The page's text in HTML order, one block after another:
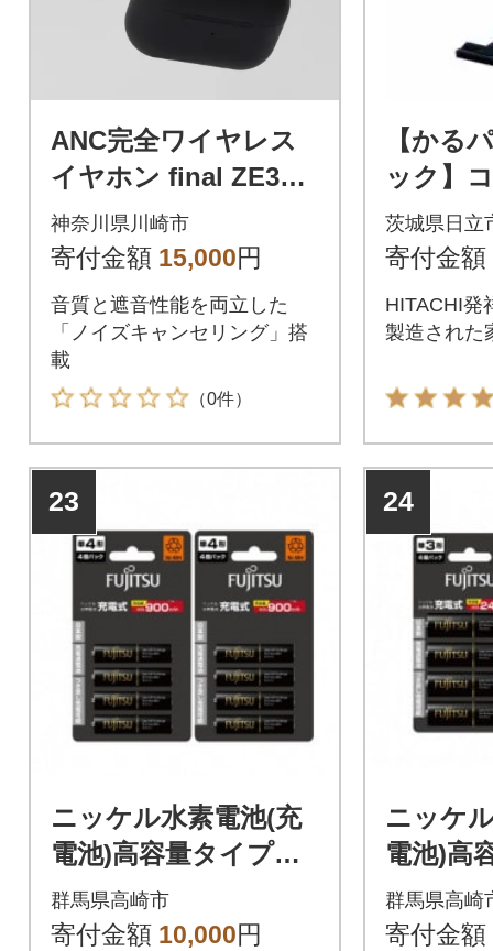
ANC完全ワイヤレス
イヤホン final ZE300
BLACK/ ZE3000の小
型モデル
神奈川県川崎市
寄付金額 15,000円
音質と遮音性能を両立した
「ノイズキャンセリング」搭
載
（0件）
【かる
ック】
除機
茨城県日立
寄付金額
HITACHI発
製造された
23
ニッケル水素電池(充
電池)高容量タイプ
単4×8個セット
群馬県高崎市
寄付金額 10,000円
24
ニッケ
電池)
単3×8個
群馬県高崎
寄付金額